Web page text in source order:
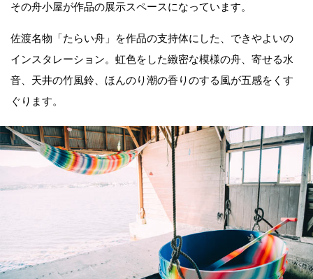
その舟小屋が作品の展示スペースになっています。
佐渡名物「たらい舟」を作品の支持体にした、できやよいの
インスタレーション。虹色をした緻密な模様の舟、寄せる水
音、天井の竹風鈴、ほんのり潮の香りのする風が五感をくす
ぐります。